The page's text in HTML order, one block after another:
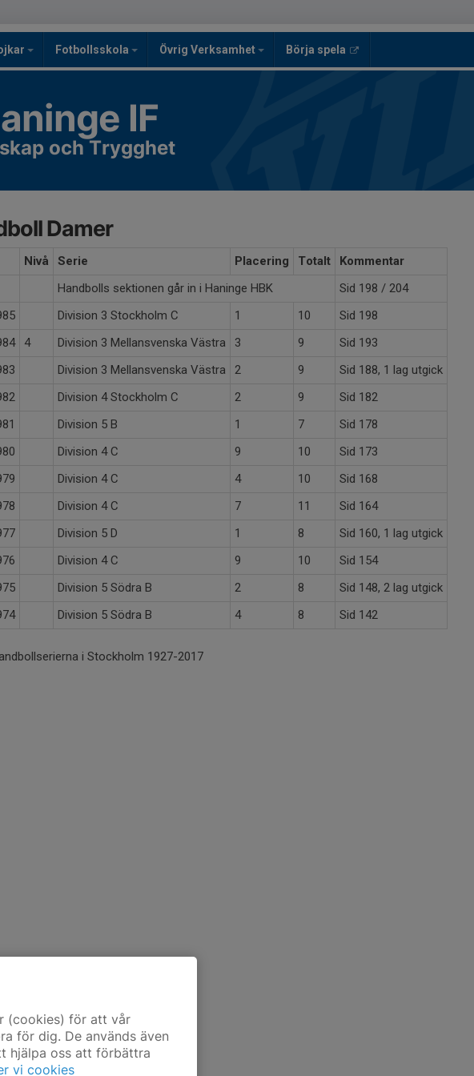
Fotbollsskola Övrig Verksamhet Börja spela
IF
och Trygghet
Damer
Nivå Serie Placering Totalt
Kommentar
Handbolls sektionen går in i Haninge HBK
Sid 198 / 204
Division 3 Stockholm C 1 10
Sid 198
4 Division 3 Mellansvenska Västra 3 9
Sid 193
Division 3 Mellansvenska Västra 2 9
Sid 188, 1 lag utgick
Division 4 Stockholm C 2 9
Sid 182
Division 5 B 1 7
Sid 178
Division 4 C 9 10
Sid 173
Division 4 C 4 10
Sid 168
Division 4 C 7 11
Sid 164
Division 5 D 1 8
Sid 160, 1 lag utgick
Division 4 C 9 10
Sid 154
Division 5 Södra B 2 8
Sid 148, 2 lag utgick
Division 5 Södra B 4 8
Sid 142
i Stockholm 1927-2017
(cookies) för att vår
för dig. De används även
hjälpa oss att förbättra
vi cookies